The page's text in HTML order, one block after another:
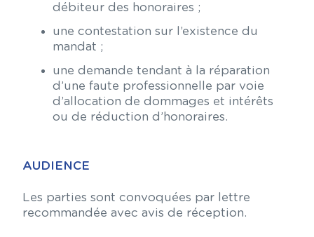
débiteur des honoraires ;
une contestation sur l’existence du
mandat ;
une demande tendant à la réparation
d’une faute professionnelle par voie
d’allocation de dommages et intérêts
ou de réduction d’honoraires.
AUDIENCE
Les parties sont convoquées par lettre
recommandée avec avis de réception.